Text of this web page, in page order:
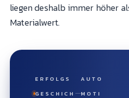
liegen deshalb immer höher
Materialwert.
ERFOLGS
GESCHICH
AUTO
MOTI